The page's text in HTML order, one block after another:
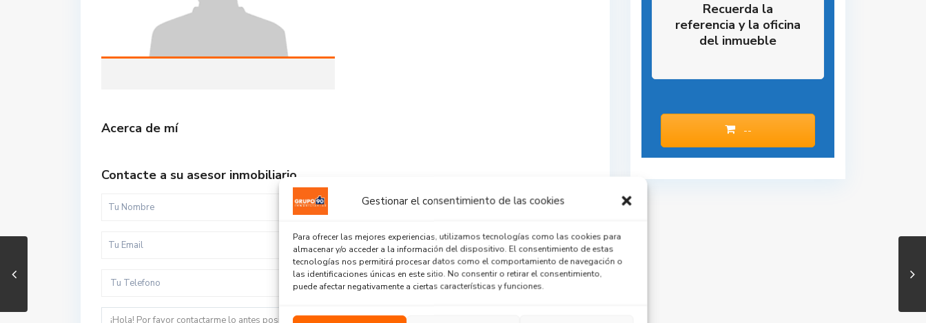
Gestionar el consentimiento de las cookies
Para ofrecer las mejores experiencias, utilizamos tecnologías como las cookies para
almacenar y/o acceder a la información del dispositivo. El consentimiento de estas
tecnologías nos permitirá procesar datos como el comportamiento de navegación o
las identificaciones únicas en este sitio. No consentir o retirar el consentimiento,
puede afectar negativamente a ciertas características y funciones.
Acerca de mí
Contacte a su asesor inmobiliario
Recuerda la
referencia y la oficina
del inmueble
--